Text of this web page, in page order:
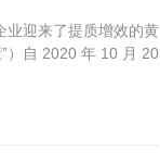
业迎来了提质增效的黄
）自 2020 年 10 月 20